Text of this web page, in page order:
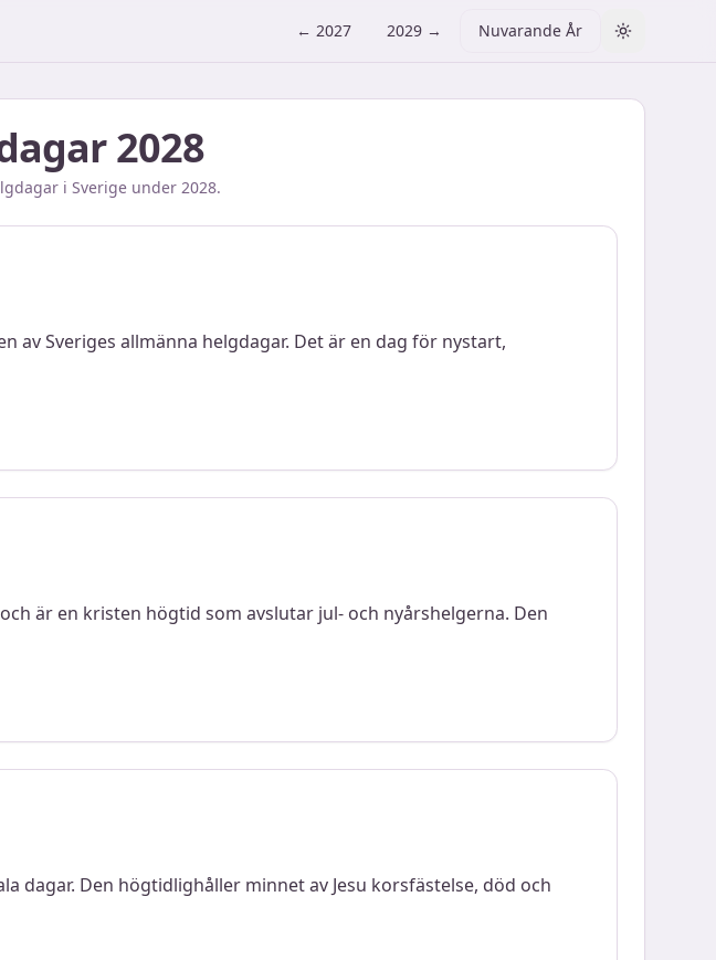
← 2027 2029 → Nuvarande År Toggle
2028
i Sverige under 2028.
av Sveriges allmänna helgdagar. Det är en dag för nystart,
är en kristen högtid som avslutar jul- och nyårshelgerna. Den
dagar. Den högtidlighåller minnet av Jesu korsfästelse, död och